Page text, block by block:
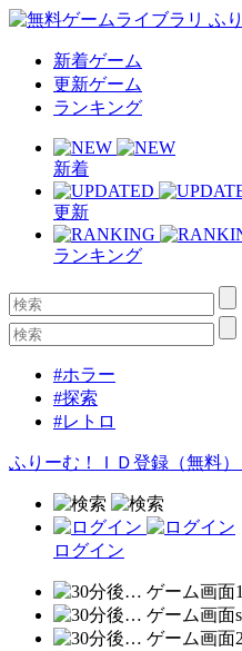
新着ゲーム
更新ゲーム
ランキング
新着
更新
ランキング
#ホラー
#探索
#レトロ
ふりーむ！ＩＤ登録（無料）
ログイン